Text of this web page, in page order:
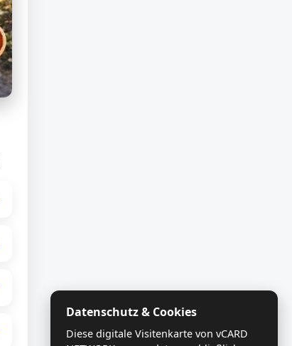
Datenschutz & Cookies
Diese digitale Visitenkarte von vCARD